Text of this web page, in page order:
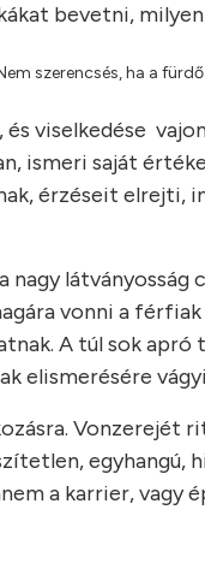
bevetni,
szerencsés, ha a
viselkedése
ismeri saját
érzéseit elrejti,
látványosság
vonni a
A túl sok apró
elismerésére
Vonzerejét
egyhangú,
a karrier, vagy